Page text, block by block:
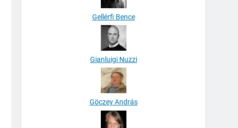
Gellérfi Bence
Gianluigi Nuzzi
Göczey András